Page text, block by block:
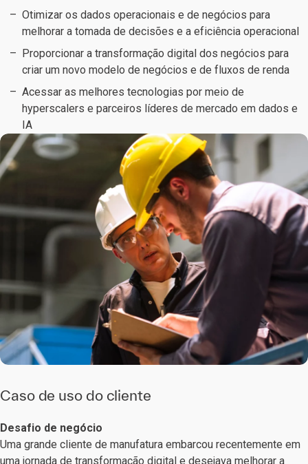
Otimizar os dados operacionais e de negócios para
melhorar a tomada de decisões e a eficiência operacional
Proporcionar a transformação digital dos negócios para
criar um novo modelo de negócios e de fluxos de renda
Acessar as melhores tecnologias por meio de
hyperscalers e parceiros líderes de mercado em dados e
IA
Caso de uso do cliente
Desafio de negócio
Uma grande cliente de manufatura embarcou recentemente em
uma jornada de transformação digital e desejava melhorar a